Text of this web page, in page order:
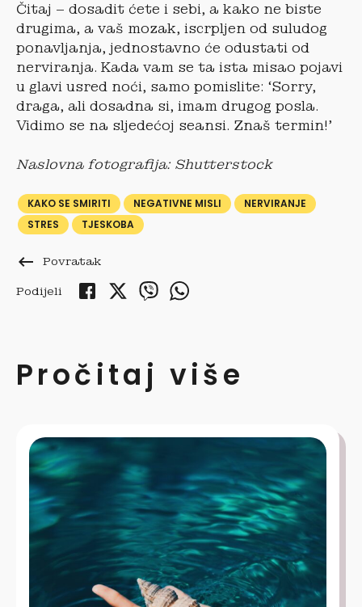
Čitaj – dosadit ćete i sebi, a kako ne biste
drugima, a vaš mozak, iscrpljen od suludog
ponavljanja, jednostavno će odustati od
nerviranja. Kada vam se ta ista misao pojavi
u glavi usred noći, samo pomislite: ‘Sorry,
draga, ali dosadna si, imam drugog posla.
Vidimo se na sljedećoj seansi. Znaš termin!’
Naslovna fotografija: Shutterstock
KAKO SE SMIRITI NEGATIVNE MISLI
NERVIRANJE
STRES
TJESKOBA
keyboard_backspace Povratak
Podijeli
Pročitaj više